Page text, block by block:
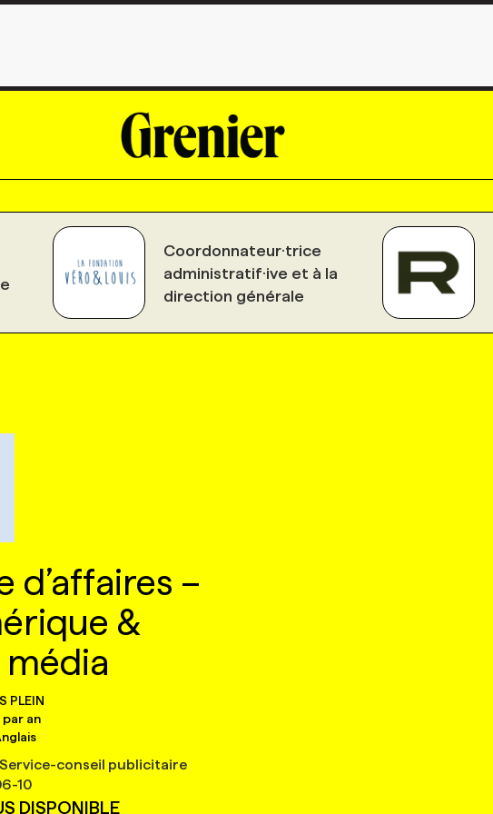
Coordonnateur·trice
administratif·ive et à la
direction générale
d’affaires –
&
PLEIN
an
conseil publicitaire
10
DISPONIBLE